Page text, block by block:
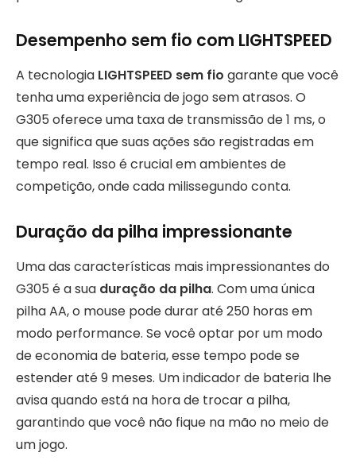
Desempenho sem fio com LIGHTSPEED
A tecnologia LIGHTSPEED sem fio garante que você
tenha uma experiência de jogo sem atrasos. O
G305 oferece uma taxa de transmissão de 1 ms, o
que significa que suas ações são registradas em
tempo real. Isso é crucial em ambientes de
competição, onde cada milissegundo conta.
Duração da pilha impressionante
Uma das características mais impressionantes do
G305 é a sua duração da pilha. Com uma única
pilha AA, o mouse pode durar até 250 horas em
modo performance. Se você optar por um modo
de economia de bateria, esse tempo pode se
estender até 9 meses. Um indicador de bateria lhe
avisa quando está na hora de trocar a pilha,
garantindo que você não fique na mão no meio de
um jogo.